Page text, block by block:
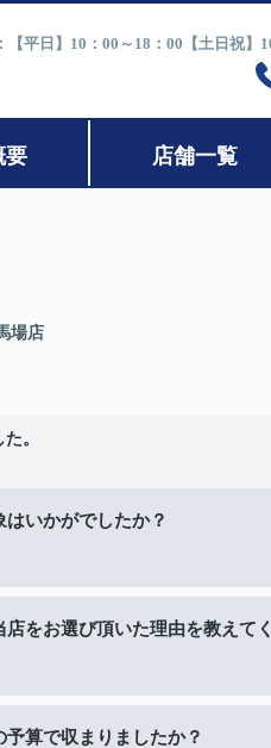
【平日】10：00～18：00【土日祝
要 店舗一覧
場店
。
いかがでしたか？
をお選び頂いた理由を教えて
算で収まりましたか？